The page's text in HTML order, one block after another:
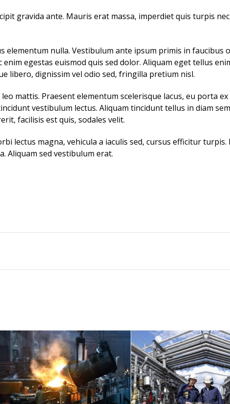
gravida ante. Mauris erat massa, imperdiet quis turpis
elementum nulla. Vestibulum ante ipsum primis in faucibus
egestas euismod quis sed dolor. Aliquam eget tellus
libero, dignissim vel odio sed, fringilla pretium nisl.
mattis. Praesent elementum scelerisque lacus, eu porta
vestibulum lectus. Aliquam tincidunt tellus in diam
facilisis est quis, sodales velit.
lectus magna, vehicula a iaculis sed, cursus efficitur turpis.
Aliquam sed vestibulum erat.